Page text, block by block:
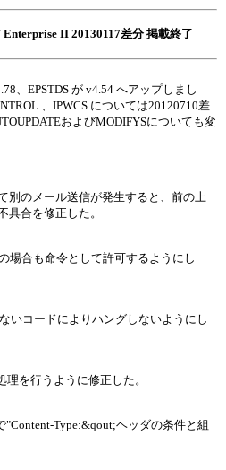
II 20130117差分 掲載終了
、EPSTDS が v4.54 へアップしまし
、IPWCS については20120710差
およびMODIFYSについても変
別のメール送信が発生すると、前の上
具合を修正した。
場合も命令として許可するようにし
いコードによりハングしないようにし
理を行うように修正した。
Type:&qout;ヘッダの条件と組